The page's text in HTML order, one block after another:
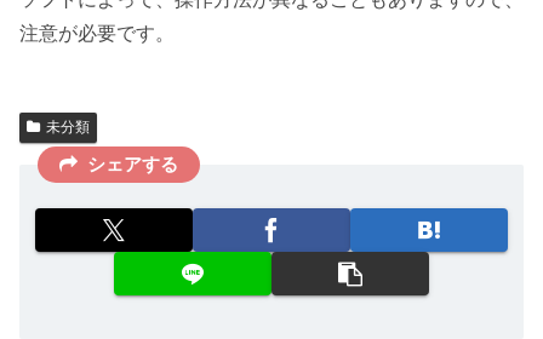
注意が必要です。
未分類
シェアする